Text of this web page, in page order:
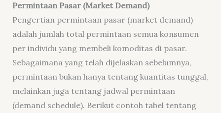
Permintaan Pasar (Market Demand)
Pengertian permintaan pasar (market demand)
adalah jumlah total permintaan semua konsumen
per individu yang membeli komoditas di pasar.
Sebagaimana yang telah dijelaskan sebelumnya,
permintaan bukan hanya tentang kuantitas tunggal,
melainkan juga tentang jadwal permintaan
(demand schedule). Berikut contoh tabel tentang